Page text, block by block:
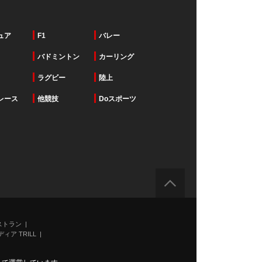
ア F1 バレー
バドミントン カーリング
ラグビー 陸上
ース 他競技 Doスポーツ
ラン
ィア TRILL